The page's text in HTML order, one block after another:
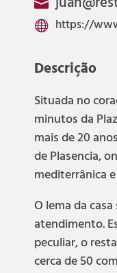

 https://
Descrição
Situada no
minutos da
mais de 20
de Plasencia,
mediterrânica
O lema da
atendimento.
peculiar, o
cerca de 50